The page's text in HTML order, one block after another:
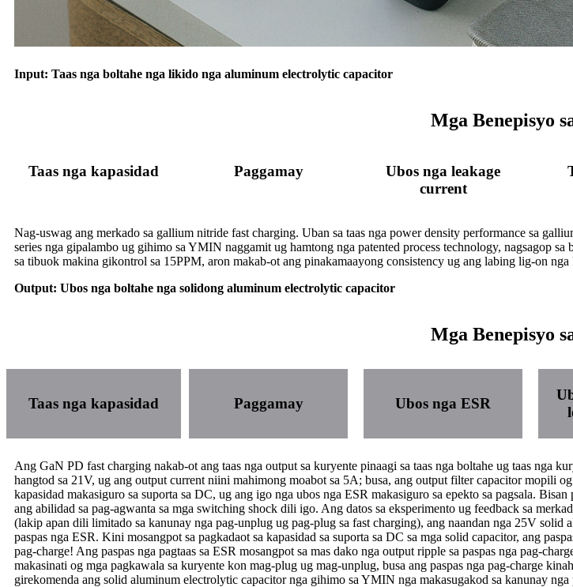
Input: Taas nga boltahe nga likido nga aluminum electrolytic capacitor
Mga Benepisyo
Taas nga kapasidad Paggamay
Ubos nga leakage
current
Nag-uswag ang merkado sa gallium nitride fast charging. Uban sa taas nga power density performance sa
series nga gipalambo ug gihimo sa YMIN naggamit ug hamtong nga patented process technology, nagsagop
sa tibuok makina gikontrol sa 15PPM, aron makab-ot ang pinakamaayong consistency ug ang labing lig-on nga
Output: Ubos nga boltahe nga solidong aluminum electrolytic capacitor
Mga Benepisyo
Taas nga kapasidad Paggamay Ubos nga ESR
Ang GaN PD fast charging nakab-ot ang taas nga output sa kuryente pinaagi sa taas nga boltahe ug taas nga
hangtod sa 21V, ug ang output current niini mahimong moabot sa 5A; busa, ang output filter capacitor mopili
kapasidad makasiguro sa suporta sa DC, ug ang igo nga ubos nga ESR makasiguro sa epekto sa pagsala.
ang abilidad sa pag-agwanta sa mga switching shock dili igo. Ang datos sa eksperimento ug feedback sa
(lakip apan dili limitado sa kanunay nga pag-unplug ug pag-plug sa fast charging), ang naandan nga 25V
paspas nga ESR. Kini mosangpot sa pagkadaot sa kapasidad sa suporta sa DC sa mga solid capacitor, ang
pag-charge! Ang paspas nga pagtaas sa ESR mosangpot sa mas dako nga output ripple sa paspas nga pag-
makasinati og mga pagkawala sa kuryente kon mag-plug ug mag-unplug, busa ang paspas nga pag-charge
girekomenda ang solid aluminum electrolytic capacitor nga gihimo sa YMIN nga makasugakod sa kanunay